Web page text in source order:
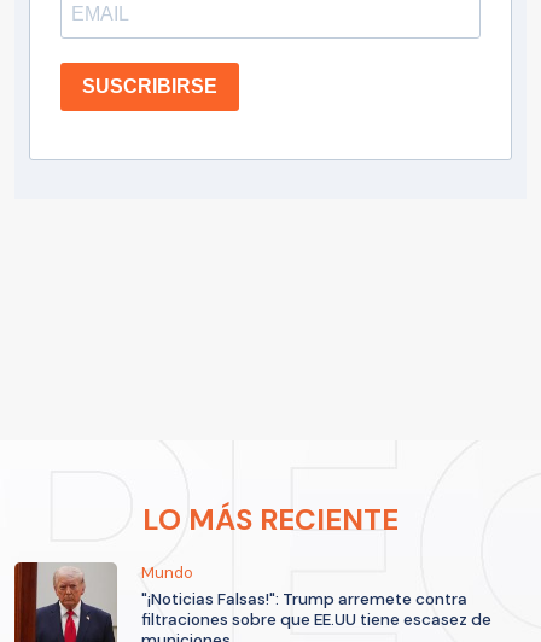
SUSCRIBIRSE
LO MÁS RECIENTE
Mundo
"¡Noticias Falsas!": Trump arremete contra
filtraciones sobre que EE.UU tiene escasez de